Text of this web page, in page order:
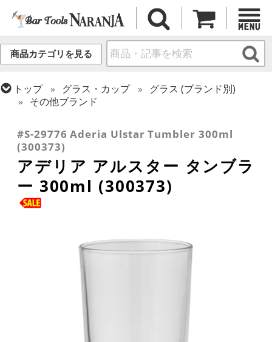
商品カテゴリを見る
トップ グラス・カップ
グラス (ブランド別)
その他ブランド
タンブラー
#S-29776 Aderia Ulstar Tumbler 300ml
(300373)
アデリア アルスター タンブラ
ー 300ml (300373)